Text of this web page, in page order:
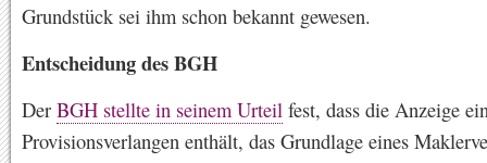
Grundstück sei ihm schon bekannt gewesen.
Entscheidung des BGH
Der BGH stellte in seinem Urteil fest, dass die Anzeige
Provisionsverlangen enthält, das Grundlage eines